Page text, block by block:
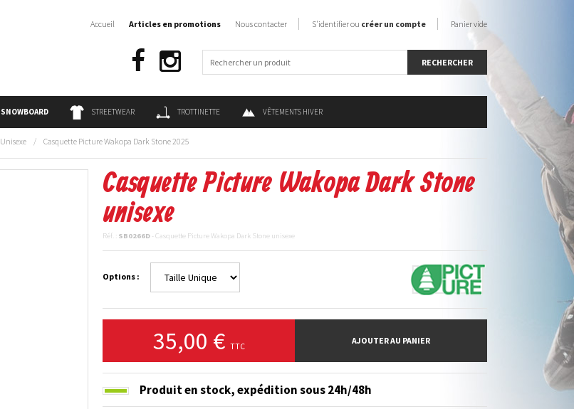
SNOWBOARD STREETWEAR TROTTINETTE VÊTEMENTS HIVER
Accueil Articles en promotions Nous contacter S'identifier ou créer un compte Panier vide
Unisexe / Casquette Picture Wakopa Dark Stone 2025
Casquette Picture Wakopa Dark Stone
unisexe
Réf. : SB0266D - Casquette Picture Wakopa Dark Stone unisexe
Options :
35,00 € TTC
AJOUTER AU PANIER
Produit en stock,expédition sous 24h/48h